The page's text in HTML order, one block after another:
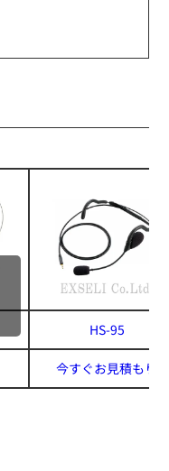
HS-95
今すぐお見積もり